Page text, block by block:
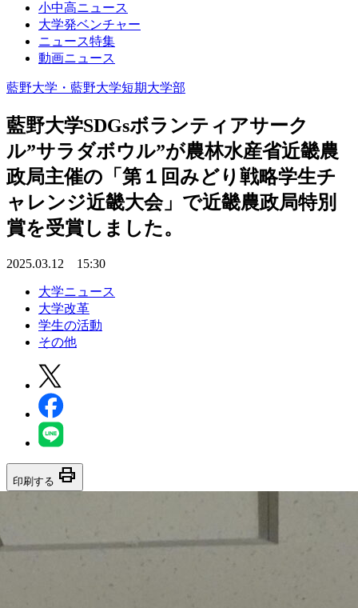
小中高ニュース
大学発ベンチャー
ニュース特集
動画ニュース
藍野大学・藍野大学短期大学部
藍野大学SDGsボランティアサーク
ル”サラダボウル”が農林水産省近畿農
政局主催の「第１回みどり戦略学生チ
ャレンジ近畿大会」で近畿農政局特別
賞を受賞しました。
2025.03.12 15:30
大学ニュース
大学改革
学生の活動
その他
印刷する print